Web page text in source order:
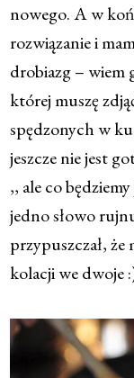
nowego. A w
rozwiązanie i
drobiazg – wiem
której muszę
spędzonych w
jeszcze nie jest
,, ale co
jedno słowo
przypuszczał,
kolacji we dwoje